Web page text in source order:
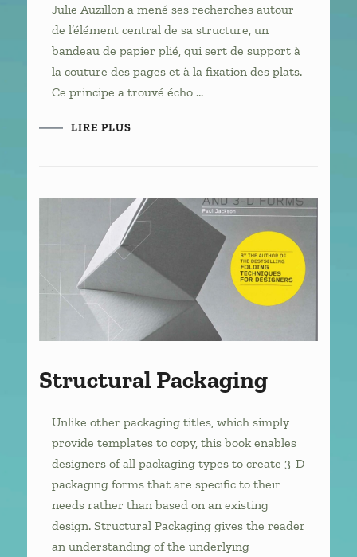
Julie Auzillon a mené ses recherches autour
de l’élément central de sa structure, un
bandeau de papier plié, qui sert de support à
la couture des pages et à la fixation des plats.
Ce principe a trouvé écho …
LIRE PLUS
Structural Packaging
Unlike other packaging titles, which simply
provide templates to copy, this book enables
designers of all packaging types to create 3-D
packaging forms that are specific to their
needs rather than based on an existing
design. Structural Packaging gives the reader
an understanding of the underlying